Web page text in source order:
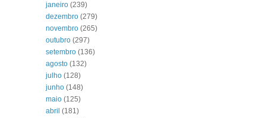
janeiro (239)
dezembro (279)
novembro (265)
outubro (297)
setembro (136)
agosto (132)
julho (128)
junho (148)
maio (125)
abril (181)